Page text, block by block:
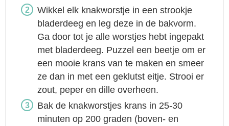
Wikkel elk knakworstje in een strookje
bladerdeeg en leg deze in de bakvorm.
Ga door tot je alle worstjes hebt ingepakt
met bladerdeeg. Puzzel een beetje om er
een mooie krans van te maken en smeer
ze dan in met een geklutst eitje. Strooi er
zout, peper en dille overheen.
Bak de knakworstjes krans in 25-30
minuten op 200 graden (boven- en